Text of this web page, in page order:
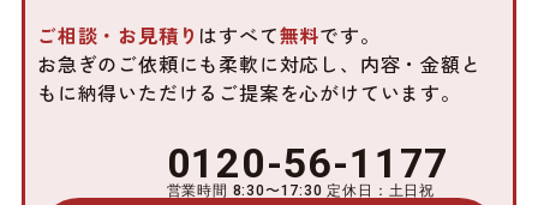
ご相談・お見積り はすべて無料です。
お急ぎのご依頼にも柔軟に対応し、内容・金額と
もに納得いただけるご提案を心がけています。
0120-56-1177
営業時間 8:30〜17:30 定休日：土日祝